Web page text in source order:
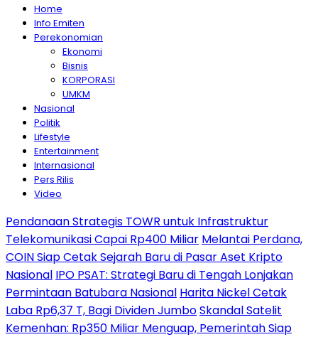
Home
Info Emiten
Perekonomian
Ekonomi
Bisnis
KORPORASI
UMKM
Nasional
Politik
Lifestyle
Entertainment
Internasional
Pers Rilis
Video
Pendanaan Strategis TOWR untuk Infrastruktur
Telekomunikasi Capai Rp400 Miliar Melantai Perdana,
COIN Siap Cetak Sejarah Baru di Pasar Aset Kripto
Nasional IPO PSAT: Strategi Baru di Tengah Lonjakan
Permintaan Batubara Nasional Harita Nickel Cetak
Laba Rp6,37 T, Bagi Dividen JumboSkandal Satelit
Kemenhan: Rp350 Miliar Menguap, Pemerintah Siap